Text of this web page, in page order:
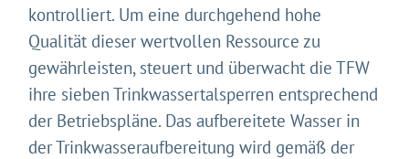
kontrolliert. Um eine durchgehend hohe
Qualität dieser wertvollen Ressource zu
gewährleisten, steuert und überwacht die TFW
ihre sieben Trinkwassertalsperren entsprechend
der Betriebspläne. Das aufbereitete Wasser in
der Trinkwasseraufbereitung wird gemäß der